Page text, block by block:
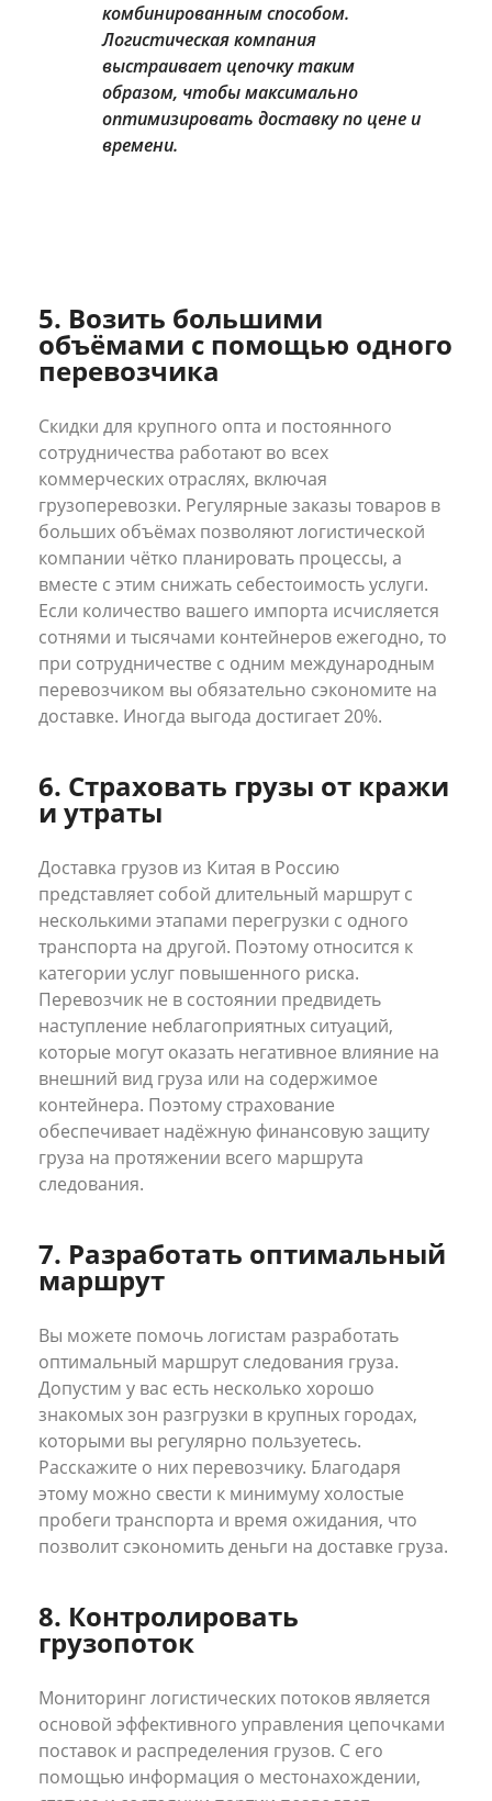
комбинированным способом.
Логистическая компания
выстраивает цепочку таким
образом, чтобы максимально
оптимизировать доставку по цене и
времени.
5. Возить большими
объёмами с помощью одного
перевозчика
Скидки для крупного опта и постоянного
сотрудничества работают во всех
коммерческих отраслях, включая
грузоперевозки. Регулярные заказы товаров в
больших объёмах позволяют логистической
компании чётко планировать процессы, а
вместе с этим снижать себестоимость услуги.
Если количество вашего импорта исчисляется
сотнями и тысячами контейнеров ежегодно, то
при сотрудничестве с одним международным
перевозчиком вы обязательно сэкономите на
доставке. Иногда выгода достигает 20%.
6. Страховать грузы от кражи
и утраты
Доставка грузов из Китая в Россию
представляет собой длительный маршрут с
несколькими этапами перегрузки с одного
транспорта на другой. Поэтому относится к
категории услуг повышенного риска.
Перевозчик не в состоянии предвидеть
наступление неблагоприятных ситуаций,
которые могут оказать негативное влияние на
внешний вид груза или на содержимое
контейнера. Поэтому страхование
обеспечивает надёжную финансовую защиту
груза на протяжении всего маршрута
следования.
7. Разработать оптимальный
маршрут
Вы можете помочь логистам разработать
оптимальный маршрут следования груза.
Допустим у вас есть несколько хорошо
знакомых зон разгрузки в крупных городах,
которыми вы регулярно пользуетесь.
Расскажите о них перевозчику. Благодаря
этому можно свести к минимуму холостые
пробеги транспорта и время ожидания, что
позволит сэкономить деньги на доставке груза.
8. Контролировать
грузопоток
Мониторинг логистических потоков является
основой эффективного управления цепочками
поставок и распределения грузов. С его
помощью информация о местонахождении,